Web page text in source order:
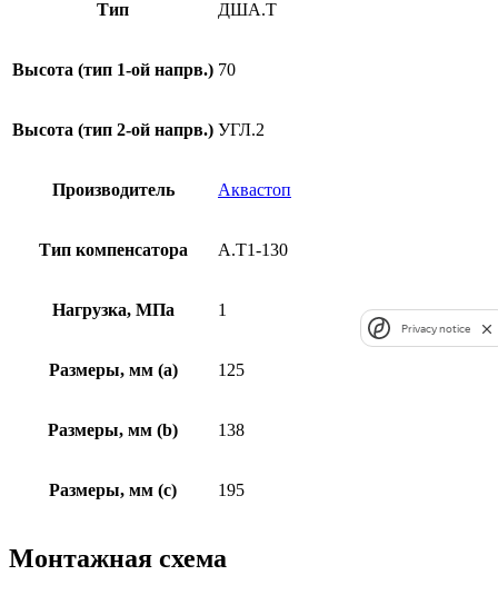
Тип ДША.Т
Высота (тип 1-ой напрв.) 70
Высота (тип 2-ой напрв.) УГЛ.2
Производитель Аквастоп
Тип компенсатора А.Т1-130
Нагрузка, МПа 1
Размеры, мм (а) 125
Размеры, мм (b) 138
Размеры, мм (c) 195
Монтажная схема
Privacy notice